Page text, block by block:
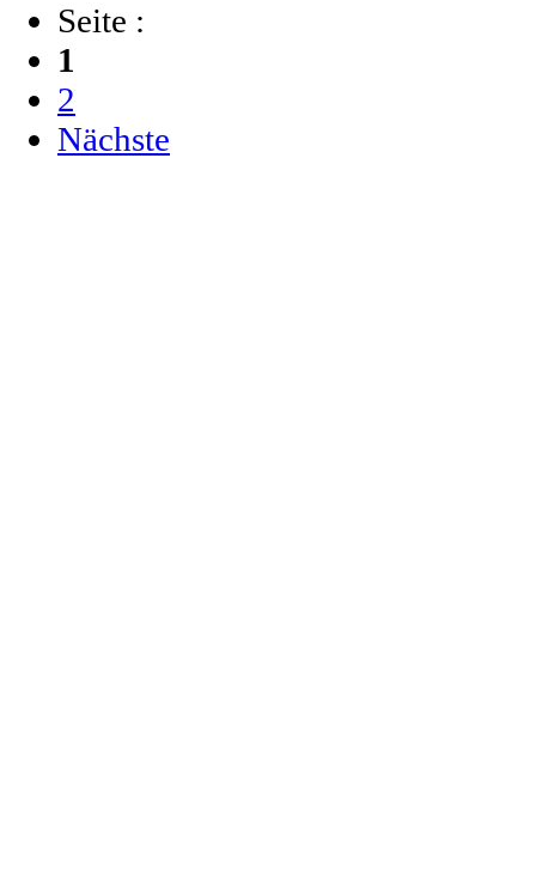
Seite :
1
2
Nächste